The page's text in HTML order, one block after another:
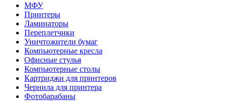
МФУ
Принтеры
Ламинаторы
Переплетчики
Уничтожители бумаг
Компьютерные кресла
Офисные стулья
Компьютерные столы
Картриджи для принтеров
Чернила для принтера
Фотобарабаны